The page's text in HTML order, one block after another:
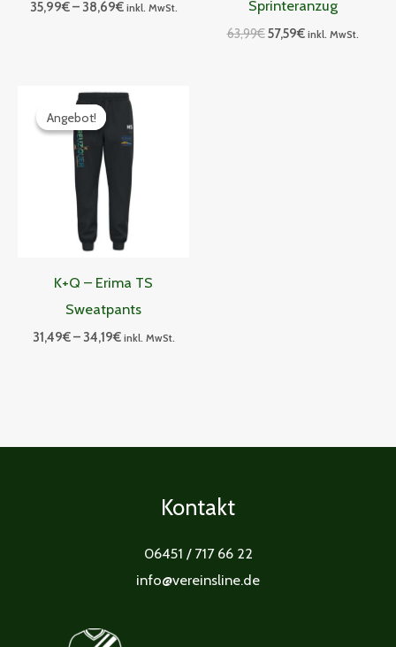
35,99€– 38,69€ inkl. MwSt.
Sprinteranzug
63,99€57,59€ inkl. MwSt.
Angebot!
Angebot!
K+Q – Erima TS
Sweatpants
31,49€– 34,19€
Preisspanne:
31,49€
bis
34,19€
inkl. MwSt.
Kontakt
06451 / 717 66 22
info@vereinsline.de